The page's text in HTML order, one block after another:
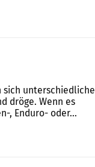
sich unterschiedliche
dröge. Wenn es
, Enduro- oder...